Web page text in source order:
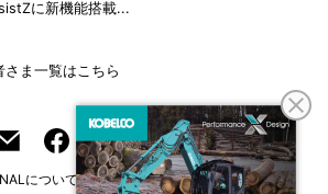
に新機能搭載...
ま一覧はこちら
について
フリーマガジンはこちら